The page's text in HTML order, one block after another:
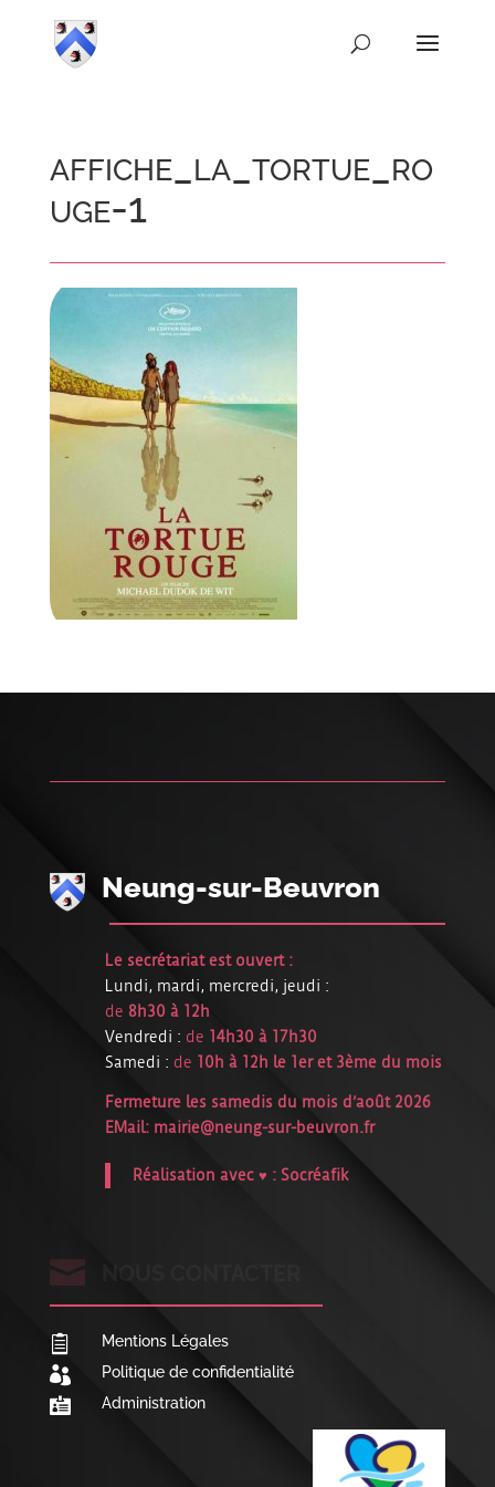
affiche_la_tortue_ro
uge-1
Neung-sur-Beuvron
Le secrétariat est ouvert :
Lundi, mardi, mercredi, jeudi :
de 8h30 à 12h
Vendredi : de 14h30 à 17h30
Samedi : de 10h à 12h le 1er et 3ème du mois
Fermeture les samedis du mois d’août 2026
EMail: mairie@neung-sur-beuvron.fr
Réalisation avec ♥ : Socréafik

 Mentions Légales
 Politique de confidentialité
 Administration